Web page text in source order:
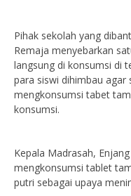
Pihak sekolah yang
Remaja menyebarkan
langsung di konsumsi di
para siswi dihimbau agar
mengkonsumsi tabet
konsumsi.
Kepala Madrasah,
mengkonsumsi tablet
putri sebagai upaya